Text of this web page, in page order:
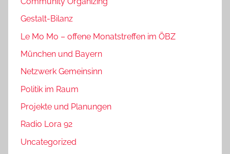
Gestalt-Bilanz
Le Mo Mo – offene Monatstreffen im ÖBZ
München und Bayern
Netzwerk Gemeinsinn
Politik im Raum
Projekte und Planungen
Radio Lora 92
Uncategorized